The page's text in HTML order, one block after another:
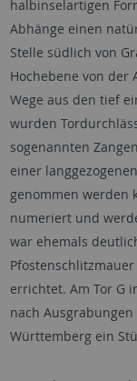
halbinselartigen
Abhänge einen
Stelle südlich von
Hochebene von der
Wege aus den tief
wurden
sogenannten
einer
genommen werden
numeriert und
war ehemals
errichtet. Am Tor G
nach
Württemberg ein